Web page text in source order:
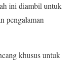
ini diambil untuk
pengalaman
khusus untuk